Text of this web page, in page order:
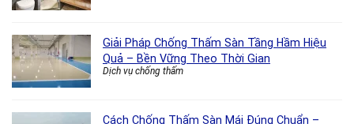
Giải Pháp Chống Thấm Sàn Tầng Hầm Hiệu
Quả – Bền Vững Theo Thời Gian
Dịch vụ chống thấm
Cách Chống Thấm Sàn Mái Đúng Chuẩn –